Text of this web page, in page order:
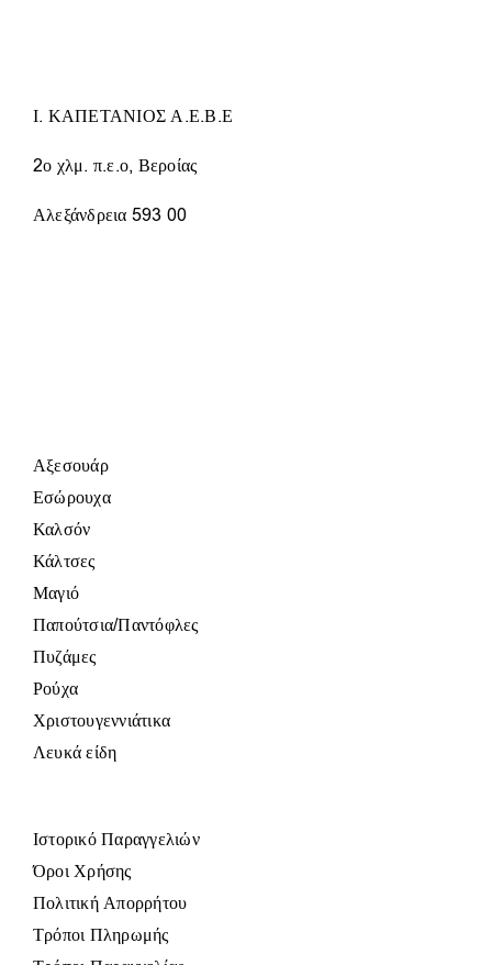
Ι. ΚΑΠΕΤΑΝΙΟΣ Α.Ε.Β.Ε
2ο χλμ. π.ε.ο, Βεροίας
Αλεξάνδρεια 593 00
Αξεσουάρ
Εσώρουχα
Καλσόν
Κάλτσες
Μαγιό
Παπούτσια/Παντόφλες
Πυζάμες
Ρούχα
Χριστουγεννιάτικα
Λευκά είδη
Ιστορικό Παραγγελιών
Όροι Χρήσης
Πολιτική Απορρήτου
Τρόποι Πληρωμής